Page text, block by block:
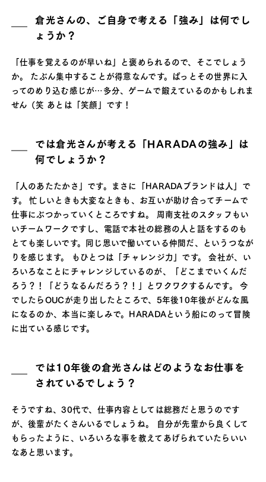
倉光さんの、ご自身で考える「強み」は何でし
ょうか？
「仕事を覚えるのが早いね」と褒められるので、そこでしょう
か。 たぶん集中することが得意なんです。ぱっとその世界に入
ってのめり込む感じが…多分、ゲームで鍛えているのかもしれま
せん（笑 あとは「笑顔」です！
では倉光さんが考える「HARADAの強み」は
何でしょうか？
「人のあたたかさ」です。まさに「HARADAブランドは人」で
す。 忙しいときも大変なときも、お互いが助け合ってチームで
仕事にぶつかっていくところですね。 周南支社のスタッフもい
いチームワークですし、電話で本社の総務の人と話をするのも
とても楽しいです。同じ思いで働いている仲間だ、というつなが
りを感じます。 もひとつは「チャレンジ力」です。 会社が、い
ろいろなことにチャレンジしているのが、「どこまでいくんだ
ろう？！「どうなるんだろう？！」とワクワクするんです。 今
でしたらOUCが走り出したところで、5年後10年後がどんな風
になるのか、本当に楽しみで。HARADAという船にのって冒険
に出ている感じです。
では10年後の倉光さんはどのようなお仕事を
されているでしょう？
そうですね、30代で、仕事内容としては総務だと思うのです
が、後輩がたくさんいるでしょうね。 自分が先輩から良くして
もらったように、いろいろな事を教えてあげられていたらいい
なあと思います。